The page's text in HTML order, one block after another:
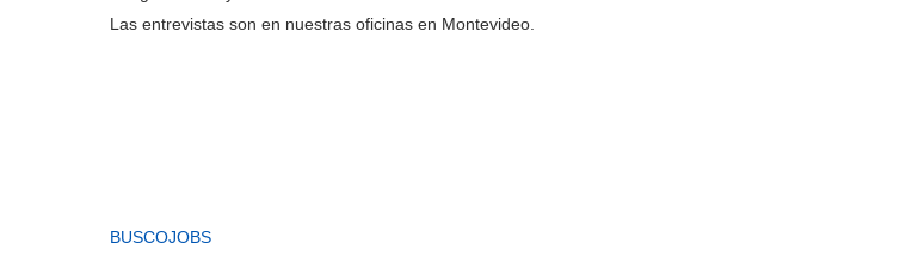
Las entrevistas son en nuestras oficinas en Montevideo.
BUSCOJOBS